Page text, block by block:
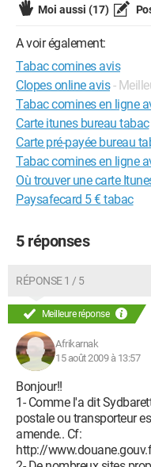
Moi aussi (17)
A voir également:
Tabac comines avis
Clopes online avis -
Tabac comines en ligne
Carte itunes bureau tabac
Carte pré-payée bureau
Tabac comines en ligne
Où trouver une carte
Paysafecard 5 € tabac
5 réponses
RÉPONSE 1 / 5
Meilleure réponse
Afrikarnak
15 août 2009 à 13:57
Bonjour!!
1- Comme l'a dit
postale ou transporteur
amende.. Cf:
http://